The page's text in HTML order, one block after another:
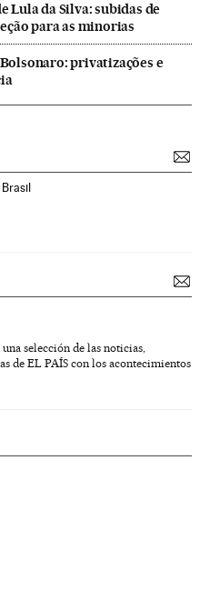
Lula da Silva: subidas de
para as minorias
privatizações e
selección de las noticias,
de EL PAÍS con los acontecimientos